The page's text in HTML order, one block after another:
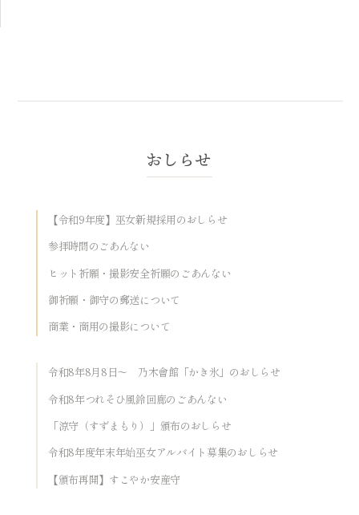
【令和9年度】巫女新規採用のおしらせ
参拝時間のごあんない
ヒット祈願・撮影安全祈願のごあんない
御祈願・御守の郵送について
商業・商用の撮影について
令和8年8月8日～ 乃木會館「かき氷」のおしらせ
令和8年つれそひ風鈴回廊のごあんない
「涼守（すずまもり）」頒布のおしらせ
令和8年度年末年始巫女アルバイト募集のおしらせ
【頒布再開】すこやか安産守